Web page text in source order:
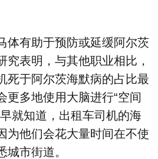
体有助于预防或延缓阿尔茨
究表明，与其他职业相比，
死于阿尔茨海默病的占比最
更多地使用大脑进行“空间
就知道，出租车司机的海
为他们会花大量时间在不使
城市街道。